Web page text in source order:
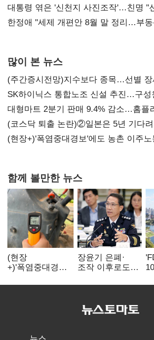
챙기기'
대통령 엮은 '신천지 사진조작'…친명 "
한정애 "세제 개편안 8월 말 정리…부
많이 본 뉴스
(주간증시전망)지수보다 종목…선별
SK하이닉스 통합노조 신설 추진…구성
불만 확산
대형마트 2분기 판매 9.4% 감소…홈플
(코스닥 퇴출 논란)②일본은 5년 기다
당장 퇴출?…시간만으론 부족한 코스
(현장+)'폭염중대경보'에도 농촌 이주노
함께 볼만한 뉴스
(현장
+)'폭염중대경보'
이주노동자는
장윤기 은폐·
조작 이후로도
내부비위…경찰